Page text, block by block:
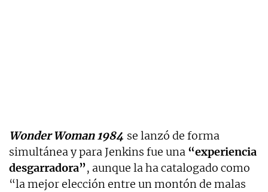
Wonder Woman 1984 se lanzó de forma
simultánea y para Jenkins fue una “experiencia
desgarradora”, aunque la ha catalogado como
“la mejor elección entre un montón de malas